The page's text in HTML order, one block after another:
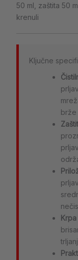
50 ml, zaštita 50
krenuli
Ključne
brže